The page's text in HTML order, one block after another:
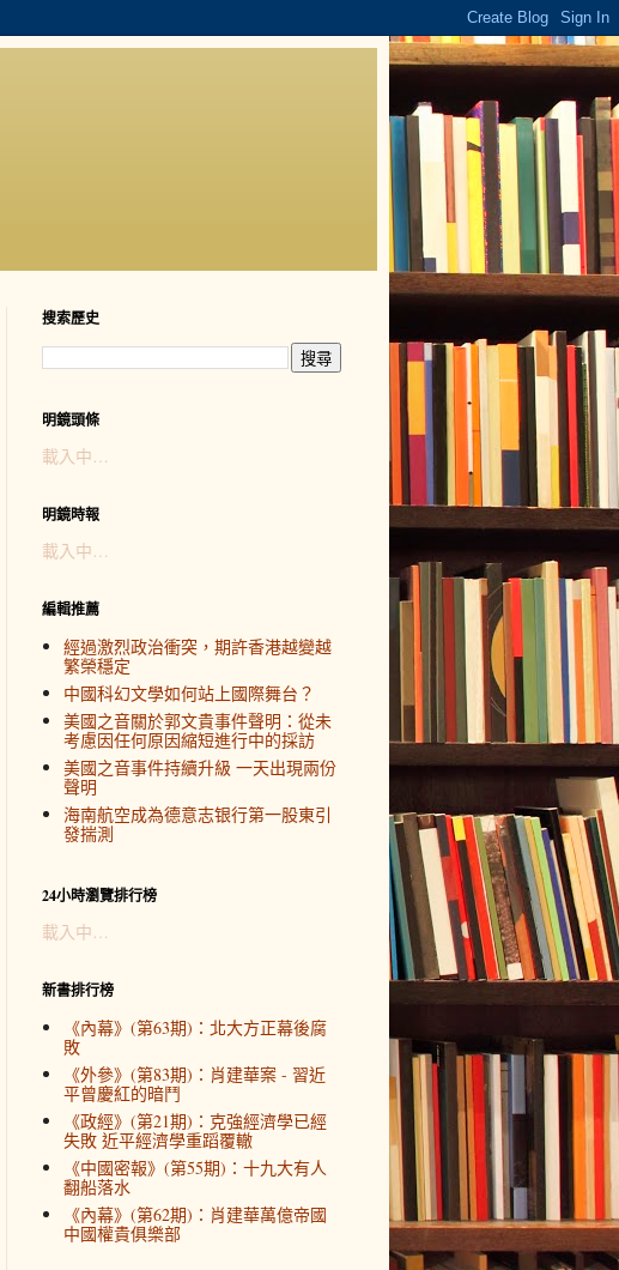
搜索歷史
明鏡頭條
載入中…
明鏡時報
載入中…
編輯推薦
經過激烈政治衝突，期許香港越變越
繁榮穩定
中國科幻文學如何站上國際舞台？
美國之音關於郭文貴事件聲明：從未
考慮因任何原因縮短進行中的採訪
美國之音事件持續升級 一天出現兩份
聲明
海南航空成為德意志银行第一股東引
發揣測
24小時瀏覽排行榜
載入中…
新書排行榜
《內幕》(第63期)：北大方正幕後腐
敗
《外參》(第83期)：肖建華案 - 習近
平曾慶紅的暗鬥
《政經》(第21期)：克強經濟學已經
失敗 近平經濟學重蹈覆轍
《中國密報》(第55期)：十九大有人
翻船落水
《內幕》(第62期)：肖建華萬億帝國
中國權貴俱樂部